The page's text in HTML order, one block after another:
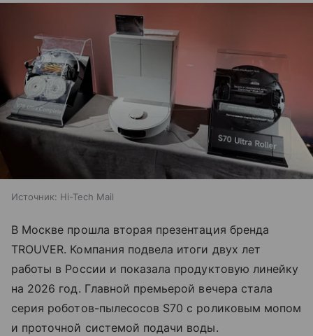
Источник: Hi-Tech Mail
В Москве прошла вторая презентация бренда
TROUVER. Компания подвела итоги двух лет
работы в России и показала продуктовую линейку
на 2026 год. Главной премьерой вечера стала
серия роботов-пылесосов S70 с роликовым мопом
и проточной системой подачи воды.